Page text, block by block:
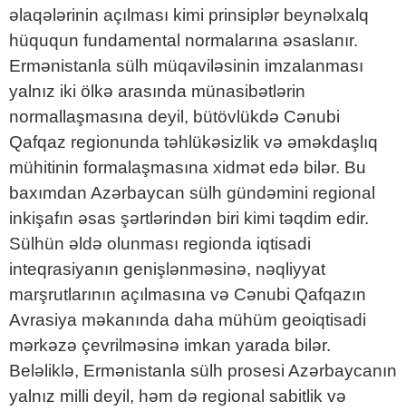
əlaqələrinin açılması kimi prinsiplər beynəlxalq
hüququn fundamental normalarına əsaslanır.
Ermənistanla sülh müqaviləsinin imzalanması
yalnız iki ölkə arasında münasibətlərin
normallaşmasına deyil, bütövlükdə Cənubi
Qafqaz regionunda təhlükəsizlik və əməkdaşlıq
mühitinin formalaşmasına xidmət edə bilər. Bu
baxımdan Azərbaycan sülh gündəmini regional
inkişafın əsas şərtlərindən biri kimi təqdim edir.
Sülhün əldə olunması regionda iqtisadi
inteqrasiyanın genişlənməsinə, nəqliyyat
marşrutlarının açılmasına və Cənubi Qafqazın
Avrasiya məkanında daha mühüm geoiqtisadi
mərkəzə çevrilməsinə imkan yarada bilər.
Beləliklə, Ermənistanla sülh prosesi Azərbaycanın
yalnız milli deyil, həm də regional sabitlik və